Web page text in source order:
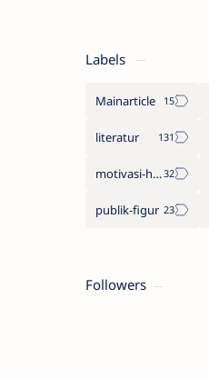
Labels
Mainarticle
literatur
motivasi-hidup
publik-figur
Followers